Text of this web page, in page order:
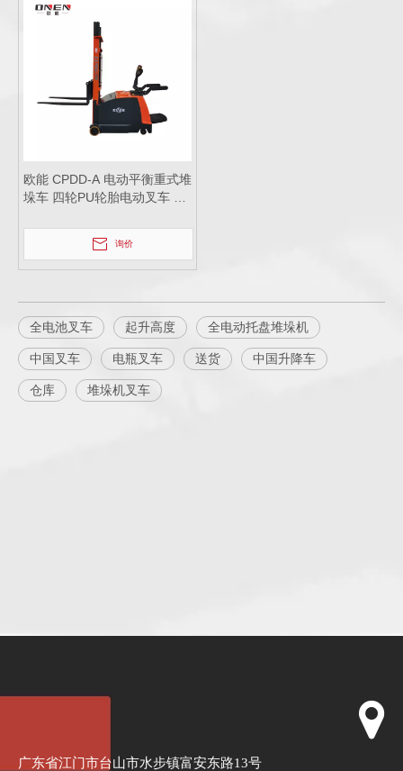
欧能 CPDD-A 电动平衡重式堆
垛车 四轮PU轮胎电动叉车 质
询价
全电池叉车 起升高度 全电动托盘堆垛机
中国叉车 电瓶叉车 送货 中国升降车
仓库 堆垛机叉车
广东省江门市台山市水步镇富安东路13号